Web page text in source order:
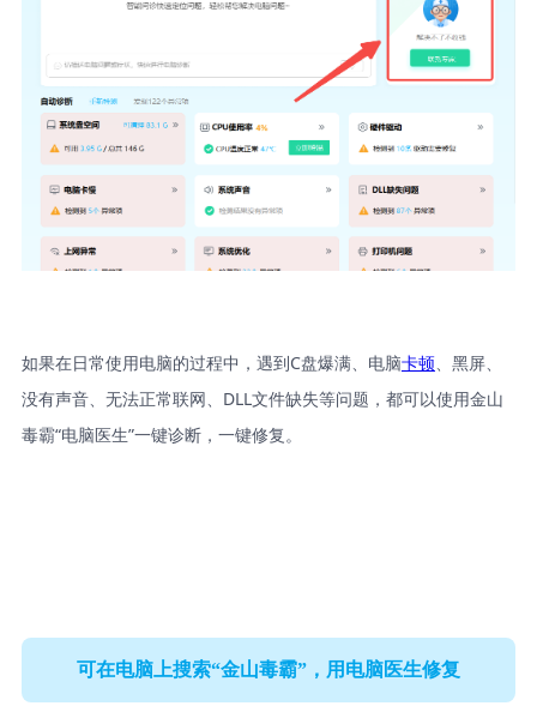
如果在日常使用电脑的过程中，遇到C盘爆满、电脑卡顿、黑屏、
没有声音、无法正常联网、DLL文件缺失等问题，都可以使用金山
毒霸“电脑医生”一键诊断，一键修复。
可在电脑上搜索“金山毒霸”，用电脑医生修复